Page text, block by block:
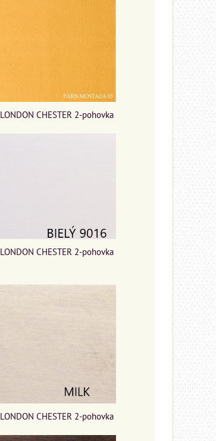
LONDON CHESTER 2-pohovka
LONDON CHESTER 2-pohovka
LONDON CHESTER 2-pohovka